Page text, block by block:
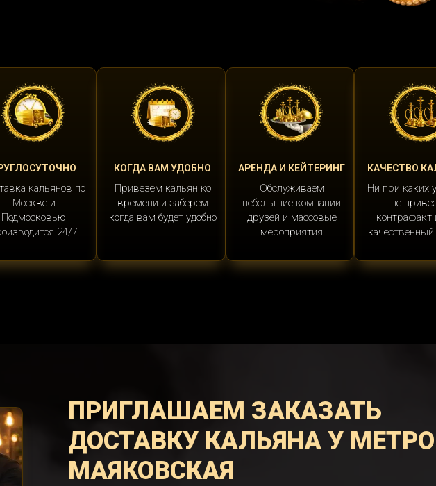
кальянов по
Москве и
Подмосковью
24/7
КОГДА ВАМ УДОБНО
Привезем кальян ко
времени и заберем
когда вам будет удобно
АРЕНДА И КЕЙТЕРИНГ
Обслуживаем
небольшие компании
друзей и массовые
мероприятия
КАЧЕСТВО
Ни при каких
не
контрафакт
качественный
ПРИГЛАШАЕМ ЗАКАЗАТЬ
ДОСТАВКУ КАЛЬЯНА У МЕТРО
МАЯКОВСКАЯ